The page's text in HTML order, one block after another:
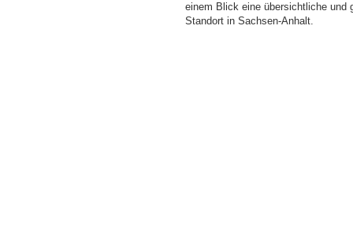
einem Blick eine übersichtliche und
Standort in Sachsen-Anhalt.